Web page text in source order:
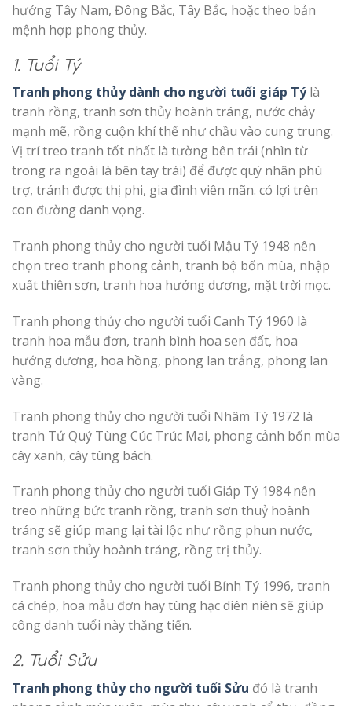
hướng Tây Nam, Đông Bắc, Tây Bắc, hoặc theo bản
mệnh hợp phong thủy.
1. Tuổi Tý
Tranh phong thủy dành cho người tuổi giáp Týlà
tranh rồng, tranh sơn thủy hoành tráng, nước chảy
mạnh mẽ, rồng cuộn khí thế như chầu vào cung trung.
Vị trí treo tranh tốt nhất là tường bên trái (nhìn từ
trong ra ngoài là bên tay trái) để được quý nhân phù
trợ, tránh được thị phi, gia đình viên mãn. có lợi trên
con đường danh vọng.
Tranh phong thủy cho người tuổi Mậu Tý 1948 nên
chọn treo tranh phong cảnh, tranh bộ bốn mùa, nhập
xuất thiên sơn, tranh hoa hướng dương, mặt trời mọc.
Tranh phong thủy cho người tuổi Canh Tý 1960 là
tranh hoa mẫu đơn, tranh bình hoa sen đất, hoa
hướng dương, hoa hồng, phong lan trắng, phong lan
vàng.
Tranh phong thủy cho người tuổi Nhâm Tý 1972 là
tranh Tứ Quý Tùng Cúc Trúc Mai, phong cảnh bốn mùa
cây xanh, cây tùng bách.
Tranh phong thủy cho người tuổi Giáp Tý 1984 nên
treo những bức tranh rồng, tranh sơn thuỷ hoành
tráng sẽ giúp mang lại tài lộc như rồng phun nước,
tranh sơn thủy hoành tráng, rồng trị thủy.
Tranh phong thủy cho người tuổi Bính Tý 1996, tranh
cá chép, hoa mẫu đơn hay tùng hạc diên niên sẽ giúp
công danh tuổi này thăng tiến.
2. Tuổi Sửu
Tranh phong thủy cho người tuổi Sửu đó là tranh